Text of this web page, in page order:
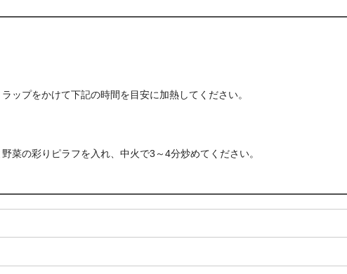
ップをかけて下記の時間を目安に加熱してください。
菜の彩りピラフを入れ、中火で3～4分炒めてください。